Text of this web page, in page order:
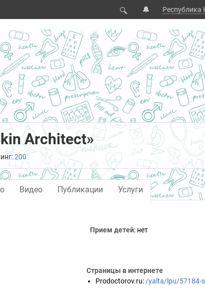
🔍 🔔
Architect»
200
Видео Публикации Услуги
Прием детей: нет
Страницы в интернете
Prodoctorov.ru: /yalta/lpu/57184-